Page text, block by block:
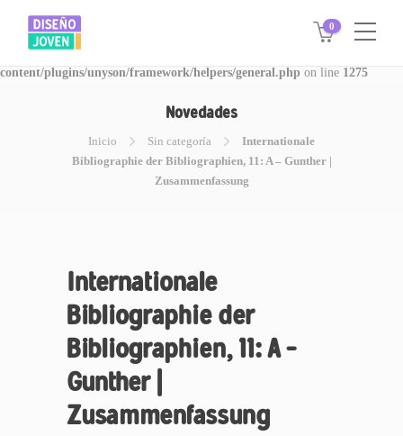
Warning: Invalid argument supplied for foreach() in
/www/disegnojoven.com.ar/htdocs/wp-
content/plugins/unyson/framework/helpers/general.php on line 1275
0
Novedades
Inicio Sin categoría
Internationale
Bibliographie der Bibliographien, 11: A – Gunther |
Zusammenfassung
Internationale
Bibliographie der
Bibliographien, 11: A –
Gunther |
Zusammenfassung